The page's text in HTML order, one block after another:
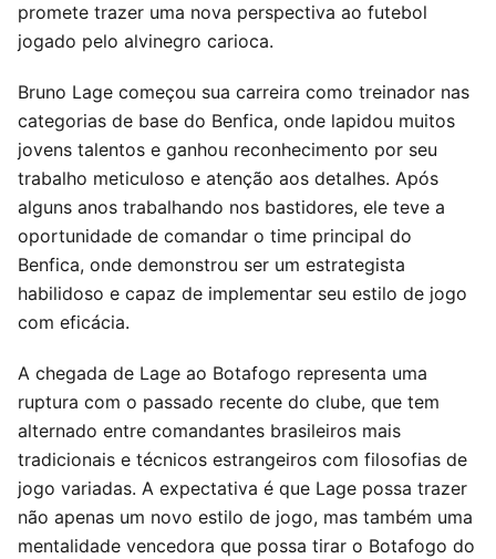
promete trazer uma nova perspectiva ao futebol
jogado pelo alvinegro carioca.
Bruno Lage começou sua carreira como treinador nas
categorias de base do Benfica, onde lapidou muitos
jovens talentos e ganhou reconhecimento por seu
trabalho meticuloso e atenção aos detalhes. Após
alguns anos trabalhando nos bastidores, ele teve a
oportunidade de comandar o time principal do
Benfica, onde demonstrou ser um estrategista
habilidoso e capaz de implementar seu estilo de jogo
com eficácia.
A chegada de Lage ao Botafogo representa uma
ruptura com o passado recente do clube, que tem
alternado entre comandantes brasileiros mais
tradicionais e técnicos estrangeiros com filosofias de
jogo variadas. A expectativa é que Lage possa trazer
não apenas um novo estilo de jogo, mas também uma
mentalidade vencedora que possa tirar o Botafogo do